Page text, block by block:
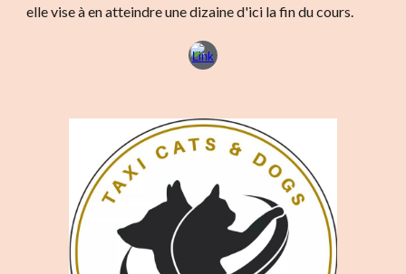
elle vise à en atteindre une dizaine d'ici la fin du cours.